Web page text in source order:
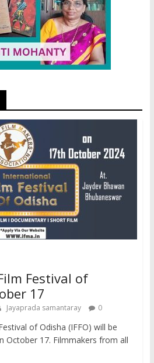
Festival of
17
Jayaprada samantaray 0
of Odisha (IFFO) will be
October 17. Filmmakers from all